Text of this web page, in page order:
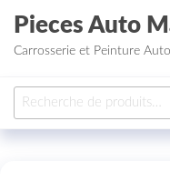
Aller au contenu
Pieces Auto
Carrosserie et Peinture
Recherche pour :